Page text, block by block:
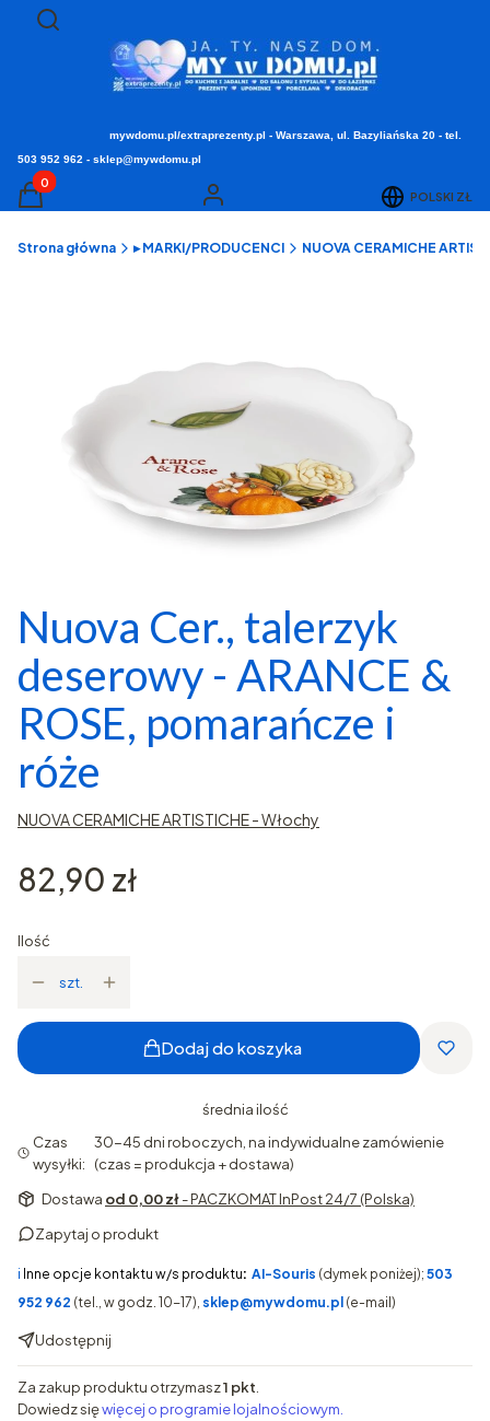
Otwórz wyszukiwarkę
Szukaj
mywdomu.pl/extraprezenty.pl - Warszawa, ul. Bazyliańska 20 - tel.
503 952 962 - sklep@mywdomu.pl
Produkty w koszyku: 0. Zobacz szczegóły
Koszyk Zaloguj się POLSKI ZŁ
Strona główna ▸ MARKI/PRODUCENCI NUOVA CERAMICHE
Nuova Cer., talerzyk
deserowy - ARANCE &
ROSE, pomarańcze i
róże
NUOVA CERAMICHE ARTISTICHE - Włochy
Cena
82,90 zł
Ilość
szt.
Dodaj do koszyka
średnia ilość
Czas
wysyłki:
30-45 dni roboczych, na indywidualne zamówienie
(czas = produkcja + dostawa)
Dostawa od 0,00 zł- PACZKOMAT InPost 24/7 (Polska)
Zapytaj o produkt
ℹ️ Inne opcje kontaktu w/s produktu: AI-Souris (dymek poniżej); 503
952 962 (tel., w godz. 10-17), sklep@mywdomu.pl (e-mail)
Udostępnij
Za zakup produktu otrzymasz1 pkt
Dowiedz sięwięcej o programie lojalnościowym.